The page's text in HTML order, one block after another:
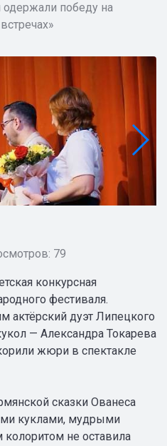
победу на
79
конкурсная
фестиваля.
актёрский дуэт Липецкого
— Александра Токарева
жюри в спектакле
сказки Ованеса
куклами, мудрыми
не оставила